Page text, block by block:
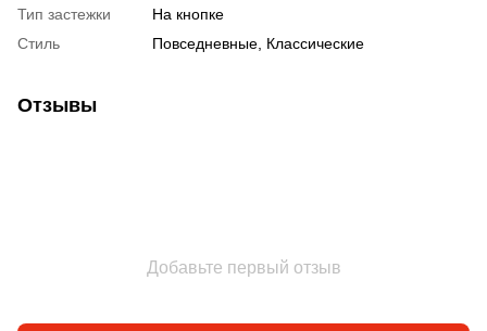
Тип застежки
На кнопке
Стиль
Повседневные, Классические
Отзывы
Добавьте первый отзыв